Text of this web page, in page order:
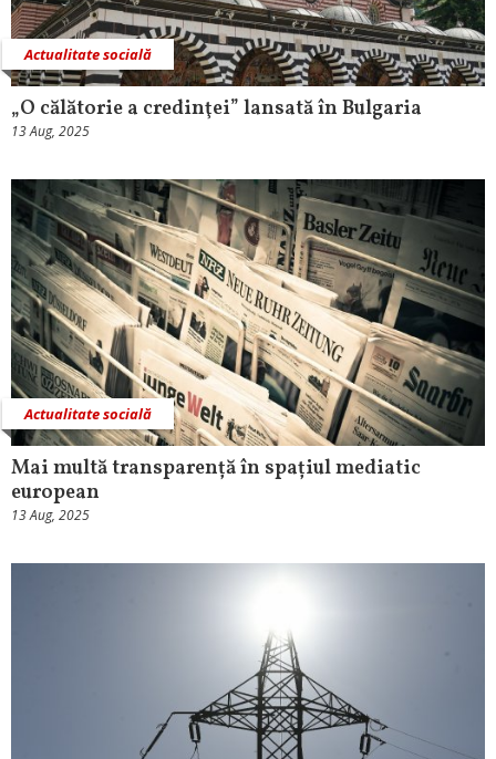
Actualitate socială
„O călătorie a credinţei” lansată în Bulgaria
13 Aug, 2025
Actualitate socială
Mai multă transparență în spațiul mediatic
european
13 Aug, 2025